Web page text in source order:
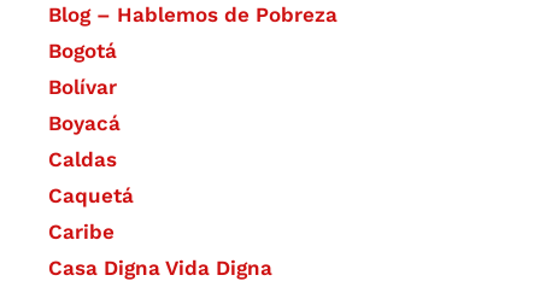
Blog – Hablemos de Pobreza
Bogotá
Bolívar
Boyacá
Caldas
Caquetá
Caribe
Casa Digna Vida Digna